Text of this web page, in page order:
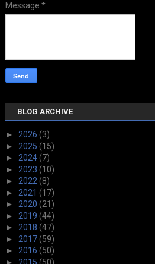
Message *
BLOG ARCHIVE
► 2026 (3)
► 2025 (15)
► 2024(7)
► 2023 (10)
► 2022 (8)
► 2021 (17)
► 2020 (21)
► 2019 (44)
► 2018 (47)
► 2017(59)
► 2016 (50)
► 2015 (50)